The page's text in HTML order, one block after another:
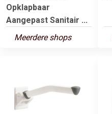
Opklapbaar
Aangepast Sanitair ...
Meerdere shops